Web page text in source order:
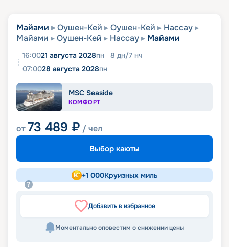
Майами Оушен-Кей Оушен-Кей
Нассау
Майами
Оушен-Кей Нассау Майами
16:0021 августа 2028пн 8 дн/7 нч
07:0028 августа 2028пн
MSC Seaside
КОМФОРТ
от73 489 ₽ / чел
Выбор каюты
+1 000Круизных миль
Добавить в избранное
Моментально оповестим о снижении цены